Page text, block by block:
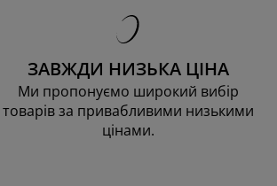
ЗАВЖДИ НИЗЬКА ЦІНА
Ми пропонуємо широкий вибір
товарів за привабливими низькими
цінами.